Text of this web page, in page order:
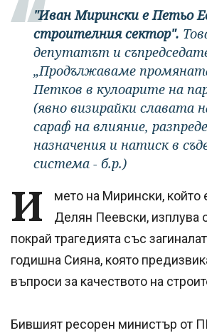
"Иван Мирински е Петьо
строителния сектор".
депутатът и
„Продължаваме
Петков в кулоарите на
(явно визирайки славата
сараф на влияние,
назначения и натиск в
система - б.р.)
И
мето на Мирински, който
Делян Пеевски, изплува
покрай трагедията със
годишна Сияна, която
въпроси за качеството на
Бившият ресорен министър от